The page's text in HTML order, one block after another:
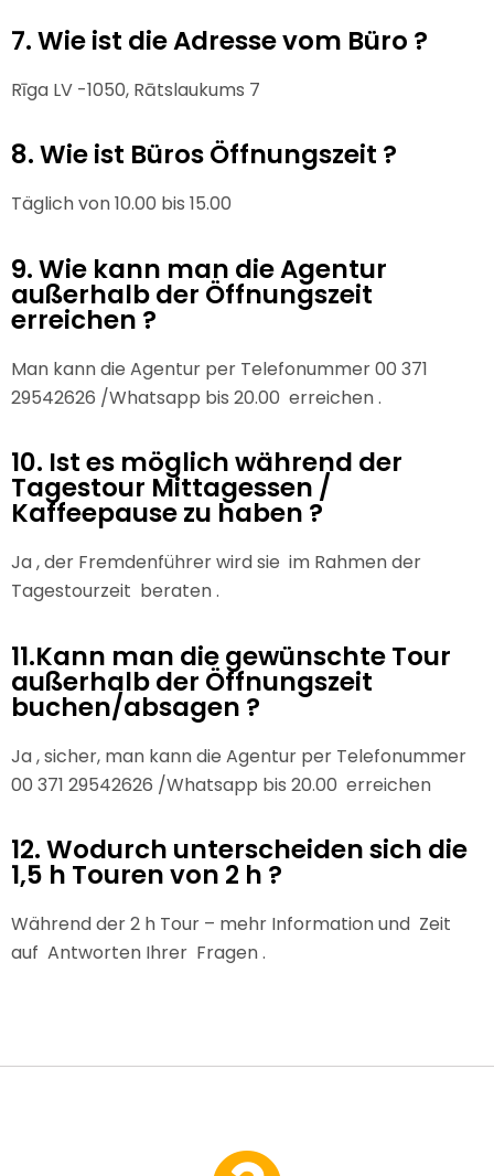
7. Wie ist die Adresse vom Büro ?
Rīga LV -1050, Rātslaukums 7
8. Wie ist Büros Öffnungszeit ?
Täglich von 10.00 bis 15.00
9. Wie kann man die Agentur
außerhalb der Öffnungszeit
erreichen ?
Man kann die Agentur per Telefonummer 00 371
29542626 /Whatsapp bis 20.00 erreichen .
10. Ist es möglich während der
Tagestour Mittagessen /
Kaffeepause zu haben ?
Ja , der Fremdenführer wird sie im Rahmen der
Tagestourzeit beraten .
11.Kann man die gewünschte Tour
außerhalb der Öffnungszeit
buchen/absagen ?
Ja , sicher, man kann die Agentur per Telefonummer
00 371 29542626 /Whatsapp bis 20.00 erreichen
12. Wodurch unterscheiden sich die
1,5 h Touren von 2 h ?
Während der 2 h Tour – mehr Information und Zeit
auf Antworten Ihrer Fragen .